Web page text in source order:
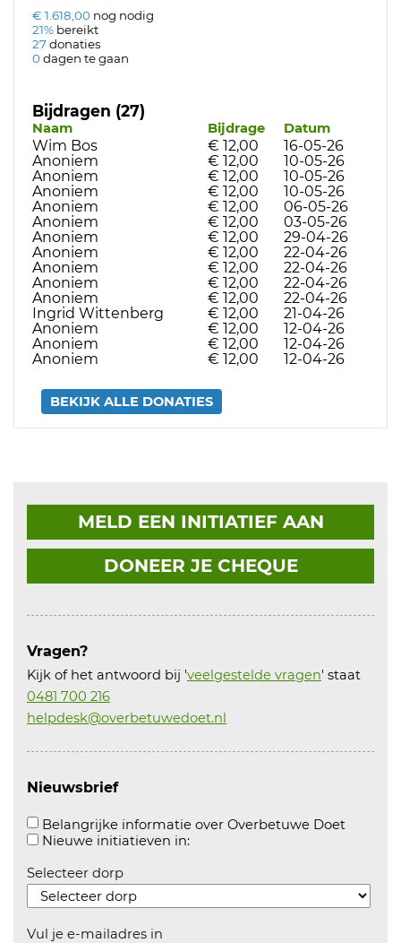
€ 1.618,00 nog nodig
21% bereikt
27donaties
0dagen te gaan
Bijdragen (27)
Naam Bijdrage Datum
Wim Bos € 12,00
16-05-26
Anoniem
€ 12,00
10-05-26
Anoniem
€ 12,00
10-05-26
Anoniem
€ 12,00
10-05-26
Anoniem
€ 12,00
06-05-26
Anoniem
€ 12,00
03-05-26
Anoniem
€ 12,00
29-04-26
Anoniem
€ 12,00
22-04-26
Anoniem
€ 12,00
22-04-26
Anoniem
€ 12,00
22-04-26
Anoniem
€ 12,00
22-04-26
Ingrid Wittenberg
€ 12,00
21-04-26
Anoniem
€ 12,00
12-04-26
Anoniem
€ 12,00
12-04-26
Anoniem
€ 12,00 12-04-26
BEKIJK ALLE DONATIES
MELD EEN INITIATIEF AAN
DONEER JE CHEQUE
Vragen?
Kijk of het antwoord bij 'veelgestelde vragen' staat
0481 700 216
helpdesk@overbetuwedoet.nl
Nieuwsbrief
Belangrijke informatie over Overbetuwe Doet
Nieuwe initiatieven in:Aanvinken om informatie over
Selecteer dorp
Vul je e-mailadres in